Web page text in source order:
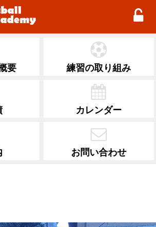
要 練習の取り組み
カレンダー
お問い合わせ